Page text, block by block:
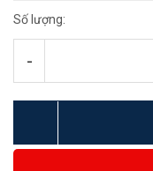
Số lượng:
-